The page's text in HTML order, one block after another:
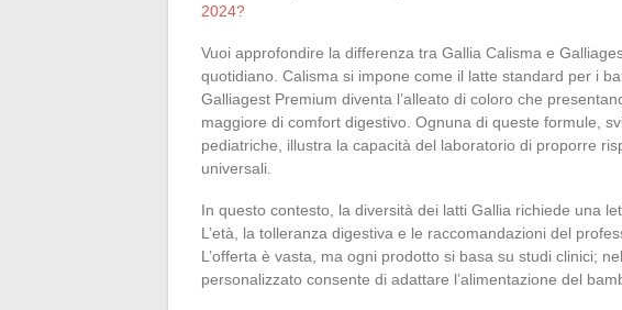
2024?
Vuoi approfondire la differenza tra Gallia Calisma e
quotidiano. Calisma si impone come il latte standard per i
Galliagest Premium diventa l’alleato di coloro che
maggiore di comfort digestivo. Ognuna di queste formule,
pediatriche, illustra la capacità del laboratorio di proporre
universali.
In questo contesto, la diversità dei latti Gallia richiede una
L’età, la tolleranza digestiva e le raccomandazioni del
L’offerta è vasta, ma ogni prodotto si basa su studi clinici;
personalizzato consente di adattare l’alimentazione del